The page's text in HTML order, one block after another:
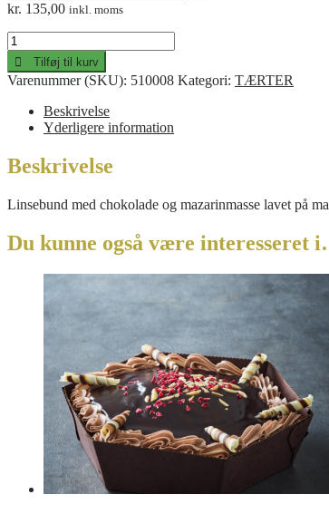
kr. 135,00 inkl. moms
JORDBÆRTÆRTE
antalTilføj til kurv
Varenummer (SKU): 510008 Kategori: TÆRTER
Beskrivelse
Yderligere information
Beskrivelse
Linsebund med chokolade og mazarinmasse lavet på
Du kunne også være interesseret